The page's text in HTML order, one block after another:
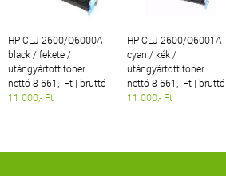
HP CLJ 2600/Q6000A
black / fekete /
utángyártott toner
nettó 8 661,- Ft | bruttó
11 000,- Ft
HP CLJ 2600/Q6001A
cyan / kék /
utángyártott toner
nettó 8 661,- Ft | bruttó
11 000,- Ft